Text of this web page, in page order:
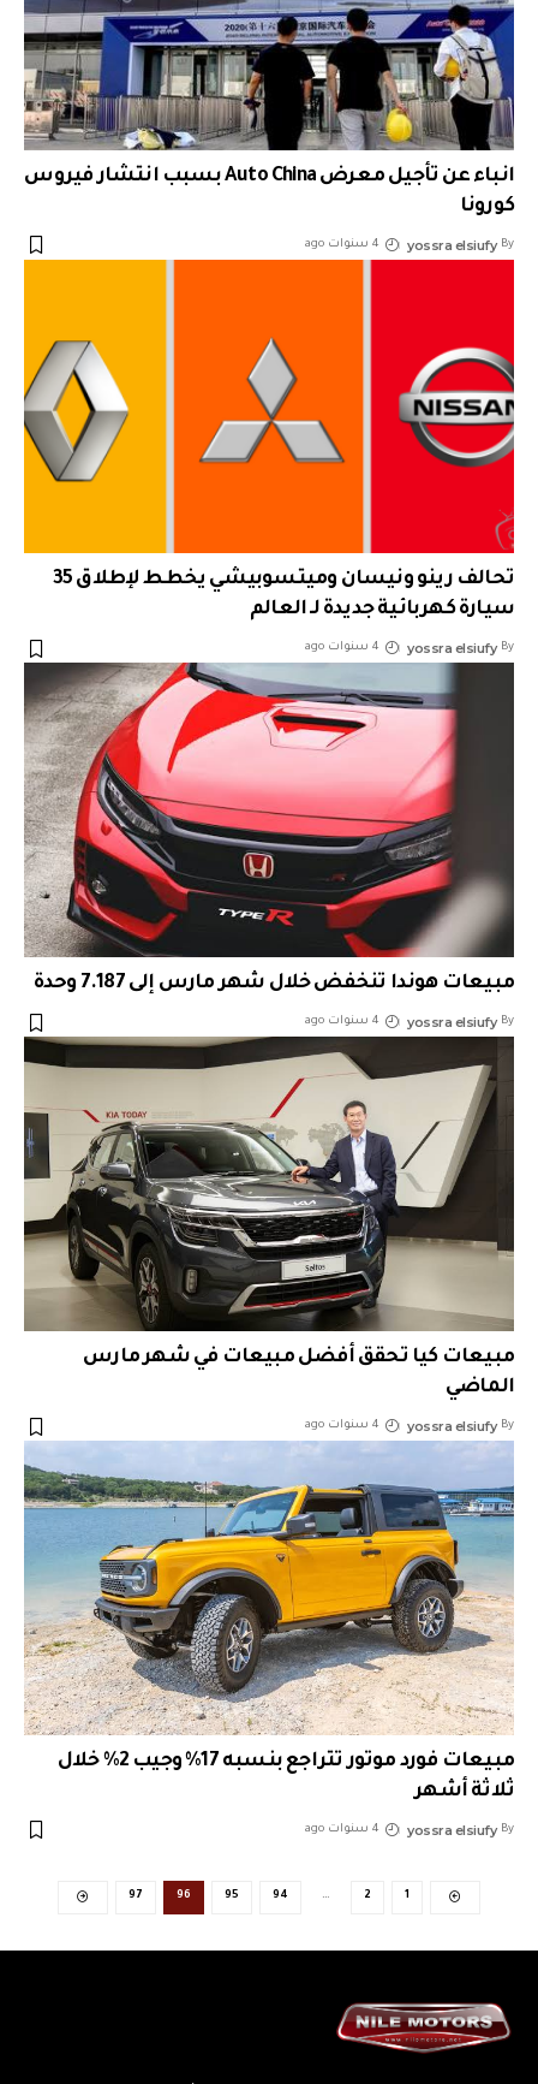
انباء عن تأجيل معرض Auto China بسبب انتشار فيروس
كورونا
By
yossra elsiufy 4 سنوات ago
تحالف رينو ونيسان وميتسوبيشي يخطط لإطلاق 35
سيارة كهربائية جديدة لـ العالم
By
yossra elsiufy 4 سنوات ago
مبيعات هوندا تنخفض خلال شهر مارس إلى 7.187 وحدة
By
yossra elsiufy 4 سنوات ago
مبيعات كيا تحقق أفضل مبيعات في شهر مارس
الماضي
By
yossra elsiufy 4 سنوات ago
مبيعات فورد موتور تتراجع بنسبه 17% وجيب 2% خلال
ثلاثة أشهر
By
yossra elsiufy 4 سنوات ago
1
2
…
94
95
96
97